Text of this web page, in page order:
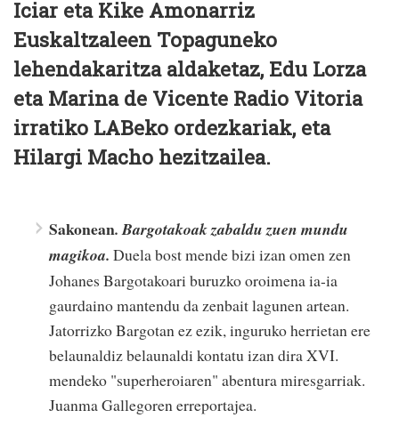
Iciar eta Kike Amonarriz
Euskaltzaleen Topaguneko
lehendakaritza aldaketaz, Edu Lorza
eta Marina de Vicente Radio Vitoria
irratiko LABeko ordezkariak, eta
Hilargi Macho hezitzailea.
Sakonean.Bargotakoak zabaldu zuen mundu
magikoa. Duela bost mende bizi izan omen zen
Johanes Bargotakoari buruzko oroimena ia-ia
gaurdaino mantendu da zenbait lagunen artean.
Jatorrizko Bargotan ez ezik, inguruko herrietan ere
belaunaldiz belaunaldi kontatu izan dira XVI.
mendeko "superheroiaren" abentura miresgarriak.
Juanma Gallegoren erreportajea.